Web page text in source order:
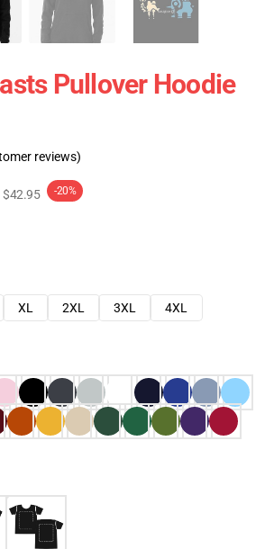
Pullover Hoodie
reviews)
$42.95 -20%
XL 2XL 3XL
4XL